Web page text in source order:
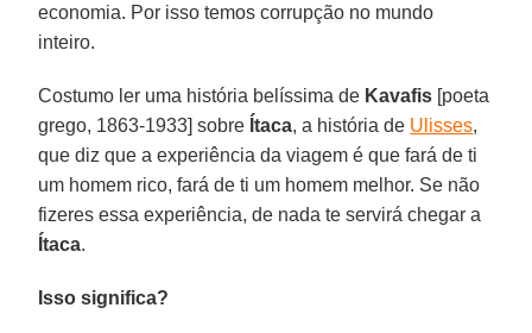
economia. Por isso temos corrupção no mundo
inteiro.
Costumo ler uma história belíssima de Kavafis [poeta
grego, 1863-1933] sobre Ítaca, a história de Ulisses,
que diz que a experiência da viagem é que fará de ti
um homem rico, fará de ti um homem melhor. Se não
fizeres essa experiência, de nada te servirá chegar a
Ítaca.
Isso significa?